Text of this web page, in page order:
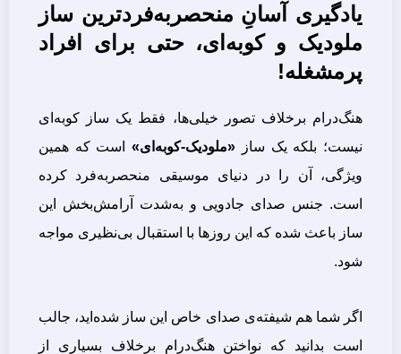
یادگیری آسانِ منحصربه‌فردترین ساز
ملودیک و کوبه‌ای، حتی برای افراد
پرمشغله!
هنگ‌درام برخلاف تصور خیلی‌ها، فقط یک ساز کوبه‌ای
نیست؛ بلکه یک ساز «ملودیک-کوبه‌ای»است که همین
ویژگی، آن را در دنیای موسیقی منحصربه‌فرد کرده
است. جنس صدای جادویی و به‌شدت آرامش‌بخش این
ساز باعث شده که این روزها با استقبال بی‌نظیری مواجه
شود.
اگر شما هم شیفته‌ی صدای خاص این ساز شده‌اید، جالب
است بدانید که نواختن هنگ‌درام برخلاف بسیاری از